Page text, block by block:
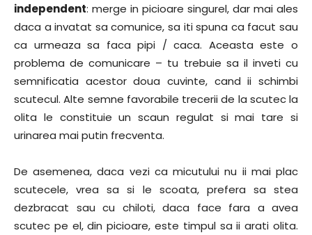
independent: merge in picioare singurel, dar mai ales
daca a invatat sa comunice, sa iti spuna ca facut sau
ca urmeaza sa faca pipi / caca. Aceasta este o
problema de comunicare – tu trebuie sa il inveti cu
semnificatia acestor doua cuvinte, cand ii schimbi
scutecul. Alte semne favorabile trecerii de la scutec la
olita le constituie un scaun regulat si mai tare si
urinarea mai putin frecventa.
De asemenea, daca vezi ca micutului nu ii mai plac
scutecele, vrea sa si le scoata, prefera sa stea
dezbracat sau cu chiloti, daca face fara a avea
scutec pe el, din picioare, este timpul sa ii arati olita.